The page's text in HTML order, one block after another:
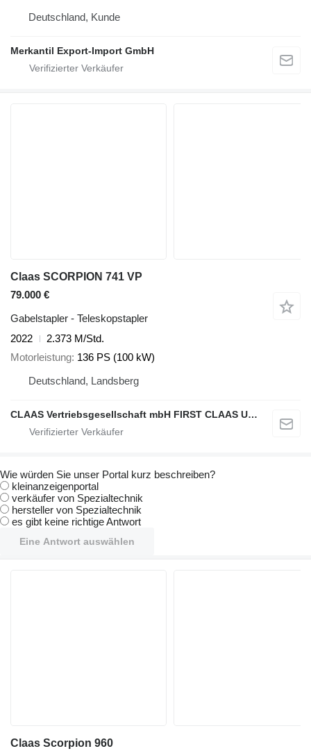
Deutschland, Kunde
Merkantil Export-Import GmbH
Claas SCORPION 741 VP
79.000 €
Gabelstapler - Teleskopstapler
2022
2.373 M/Std.
Motorleistung 136 PS (100 kW)
Deutschland, Landsberg
CLAAS Vertriebsgesellschaft mbH FIRST CLAAS USED Center
Wie würden Sie unser Portal kurz beschreiben?
kleinanzeigenportal
verkäufer von Spezialtechnik
hersteller von Spezialtechnik
es gibt keine richtige Antwort
Eine Antwort auswählen
Claas Scorpion 960